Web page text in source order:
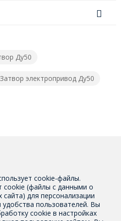
Ду50
Затвор электропривод Ду50
cookie-файлы.
cookie (файлы с данными о
для персонализации
пользователей. Вы
cookie в настройках